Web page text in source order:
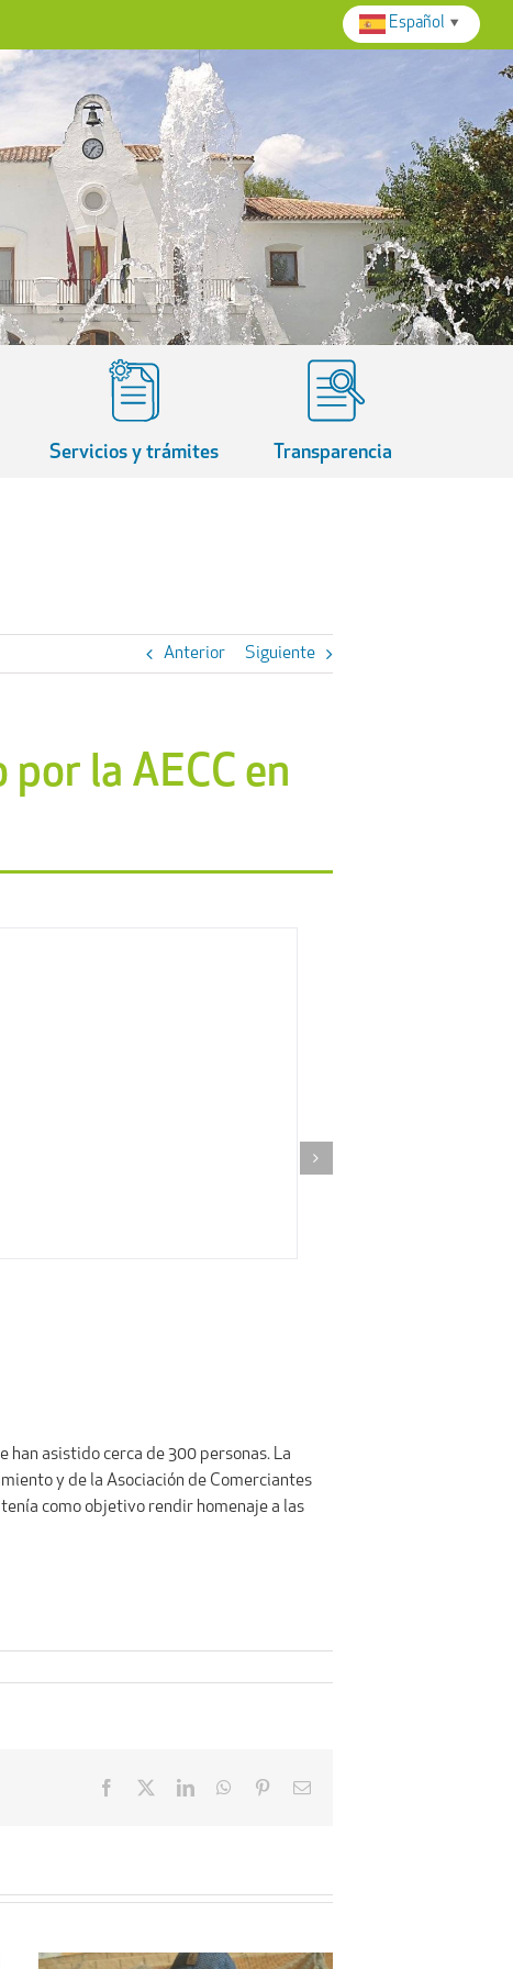
Servicios y trámites Transparencia
Anterior Siguiente
la AECC en
han asistido cerca de 300 personas. La
y de la Asociación de Comerciantes
como objetivo rendir homenaje a las
Facebook LinkedInWhatsApp
PinterestEmail
Español ▼